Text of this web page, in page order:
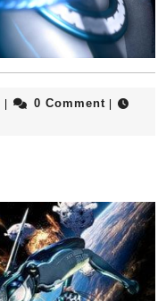
Lesa
| 0 Comment |